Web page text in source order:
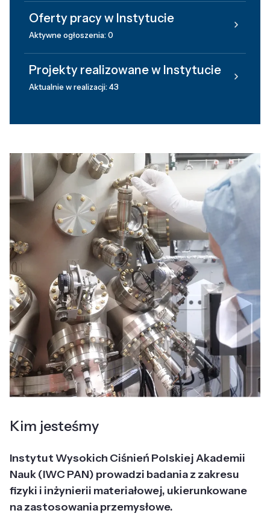
Oferty pracy w Instytucie
Aktywne ogłoszenia: 0
Projekty realizowane w Instytucie
Aktualnie w realizacji: 43
Kim jesteśmy
Instytut Wysokich Ciśnień Polskiej Akademii
Nauk (IWC PAN) prowadzi badania z zakresu
fizyki i inżynierii materiałowej, ukierunkowane
na zastosowania przemysłowe.